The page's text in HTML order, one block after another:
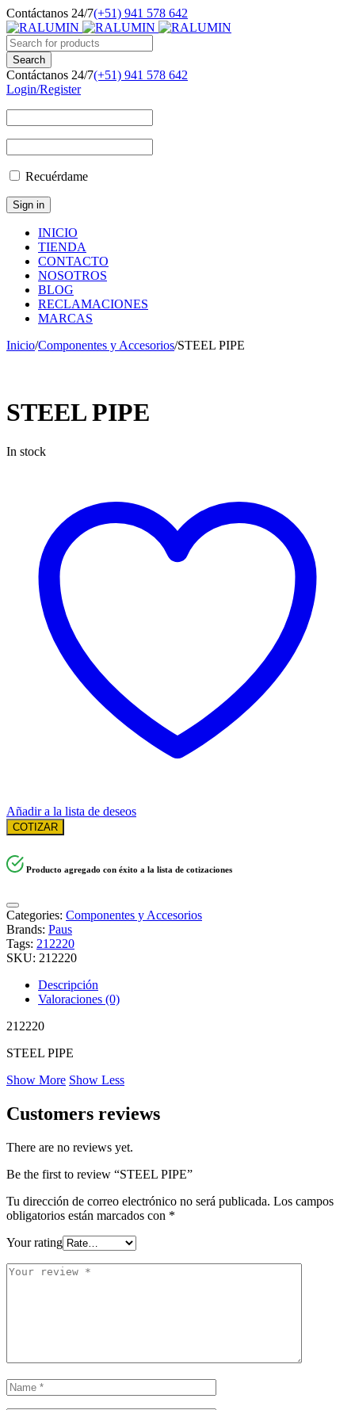
Contáctanos 24/7(+51) 941 578 642
Contáctanos 24/7(+51) 941 578 642
Login/Register
Recuérdame
INICIO
TIENDA
CONTACTO
NOSOTROS
BLOG
RECLAMACIONES
MARCAS
Inicio/Componentes y Accesorios/STEEL PIPE
STEEL PIPE
In stock
Añadir a la lista de deseos
COTIZAR
Producto agregado con éxito a la lista de cotizaciones
Categories: Componentes y Accesorios
Brands: Paus
Tags: 212220
SKU: 212220
Descripción
Valoraciones (0)
212220
STEEL PIPE
Show More Show Less
Customers reviews
There are no reviews yet.
Be the first to review “STEEL PIPE”
Tu dirección de correo electrónico no será publicada. Los campos
obligatorios están marcados con *
Your rating